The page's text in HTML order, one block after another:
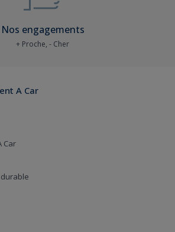
Nos engagements
+ Proche, - Cher
A Car
Car